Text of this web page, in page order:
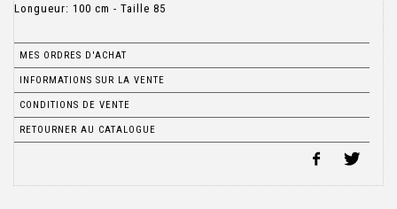
Longueur: 100 cm - Taille 85
MES ORDRES D'ACHAT
INFORMATIONS SUR LA VENTE
CONDITIONS DE VENTE
RETOURNER AU CATALOGUE